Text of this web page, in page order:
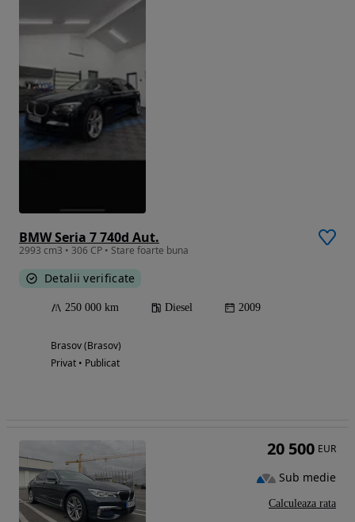
BMW Seria 7 740d Aut.
2993 cm3 • 306 CP • Stare foarte buna
Detalii verificate
250 000 km Diesel 2009
Brasov (Brasov)
Privat • Publicat
20 500 EUR
Sub medie
Calculeaza rata